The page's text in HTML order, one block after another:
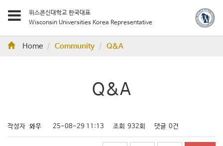
위스콘신대학교 한국대표
Wisconsin Universities Korea Representative
Home Community Q&A
Q&A
작성자 와우 25-08-29 11:13 조회 932회 댓글 0건